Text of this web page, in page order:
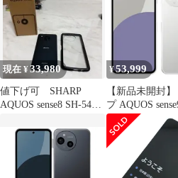
現在 ¥33,980
値下げ可 SHARP
AQUOS sense8 SH-54D
¥53,999
【新品未開封
プ AQUOS
6GB/128GB ホワ